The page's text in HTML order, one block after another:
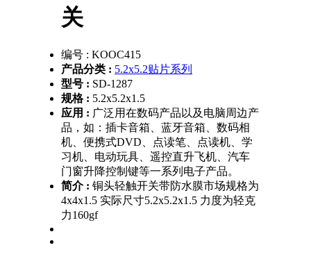
关
编号 : KOOC415
产品分类 : 5.2x5.2贴片系列
型号 : SD-1287
规格 : 5.2x5.2x1.5
应用 : 广泛用在数码产品以及电脑周边产
品，如：插卡音箱、蓝牙音箱、数码相
机、便携式DVD、点读笔、点读机、学
习机、电动玩具、遥控直升飞机、汽车
门窗升降控制键等一系列电子产品。
简介 : 铜头轻触开关带防水膜市场规格为
4x4x1.5 实际尺寸5.2x5.2x1.5 力度为轻克
力160gf